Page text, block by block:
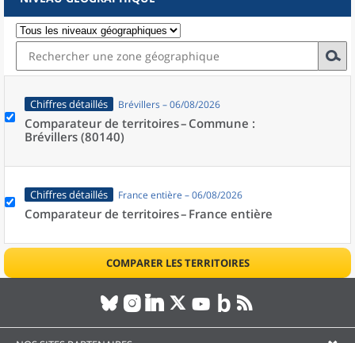
Chiffres détaillés Brévillers – 06/08/2026
Comparateur de territoires – Commune :
Brévillers (80140)
Chiffres détaillés France entière – 06/08/2026
Comparateur de territoires – France entière
COMPARER LES TERRITOIRES